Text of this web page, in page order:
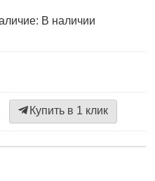
В наличии
Купить в 1 клик